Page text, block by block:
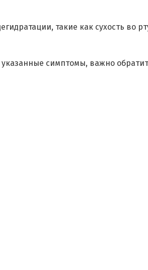
такие как сухость во
симптомы, важно